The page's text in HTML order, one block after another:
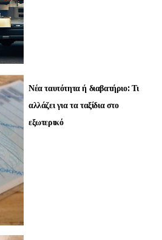
Νέα ταυτότητα ή διαβατήριο: Τι
αλλάζει για τα ταξίδια στο
εξωτερικό